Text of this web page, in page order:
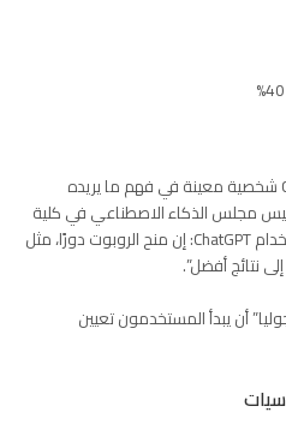
يمكن أن يساعد منح روبوت ChatGPT شخصية معينة في فهم ما يريده
مجلس الذكاء الاصطناعي في كلية
بيركلي الذي يعلّم العملاء كيفية استخدام ChatGPT: إن منح الروبوت دورًا، مثل
نتائج أفضل”.
أن يبدأ المستخدمون تعيين